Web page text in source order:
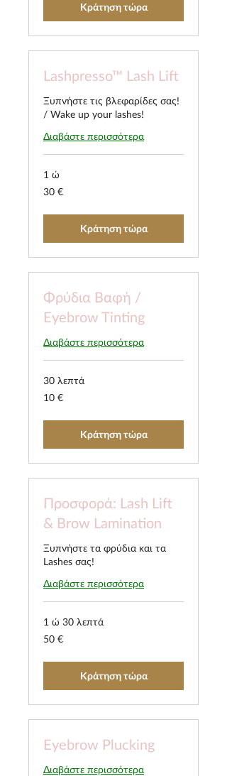
Κράτηση τώρα
Lashpresso™ Lash Lift
Ξυπνήστε τις βλεφαρίδες σας!
/ Wake up your lashes!
Διαβάστε περισσότερα
1 ώ
30
ευρώ
30 €
Κράτηση τώρα
Φρύδια Βαφή /
Eyebrow Tinting
Διαβάστε περισσότερα
30 λεπτά
10
ευρώ
10 €
Κράτηση τώρα
Προσφορά: Lash Lift
& Brow Lamination
Ξυπνήστε τα φρύδια και τα
Lashes σας!
Διαβάστε περισσότερα
1 ώ 30 λεπτά
50
ευρώ
50 €
Κράτηση τώρα
Eyebrow Plucking
Διαβάστε περισσότερα